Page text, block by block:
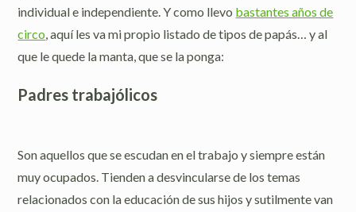
individual e independiente. Y como llevo bastantes años de
circo , aquí les va mi propio listado de tipos de papás… y al
que le quede la manta, que se la ponga:
Padres trabajólicos
Son aquellos que se escudan en el trabajo y siempre están
muy ocupados. Tienden a desvincularse de los temas
relacionados con la educación de sus hijos y sutilmente van